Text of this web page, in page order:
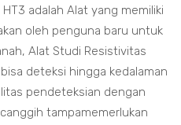
adalah Alat yang memiliki
oleh penguna baru untuk
Alat Studi Resistivitas
deteksi hingga kedalaman
pendeteksian dengan
tampamemerlukan